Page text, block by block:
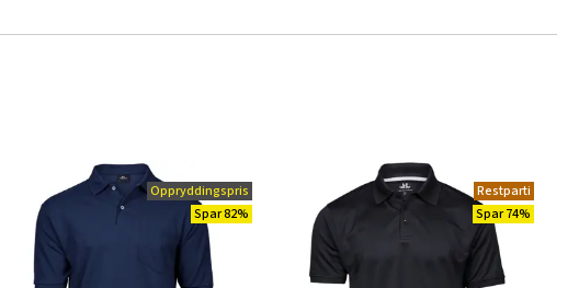
Oppryddingspris
Spar 82%
Restparti
Spar 74%